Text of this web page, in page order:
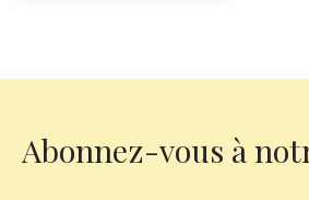
Abonnez-vous à